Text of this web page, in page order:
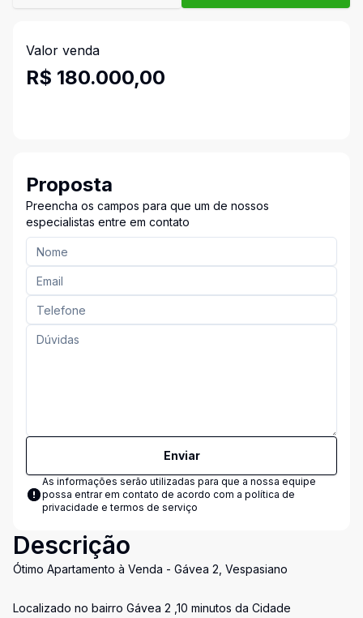
Valor venda
R$ 180.000,00
Proposta
Preencha os campos para que um de nossos
especialistas entre em contato
Enviar
As informações serão utilizadas para que a nossa equipe
possa entrar em contato de acordo com a política de
privacidade e termos de serviço
Descrição
Ótimo Apartamento à Venda - Gávea 2, Vespasiano
Localizado no bairro Gávea 2 ,10 minutos da Cidade